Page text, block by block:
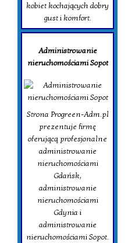
kobiet kochających dobry
gust i komfort.
Administrowanie
nieruchomościami Sopot
Strona Progreen-Adm.pl
prezentuje firmę
oferującą profesjonalne
administrowanie
nieruchomościami
Gdańsk,
administrowanie
nieruchomościami
Gdynia i
administrowanie
nieruchomościami Sopot.